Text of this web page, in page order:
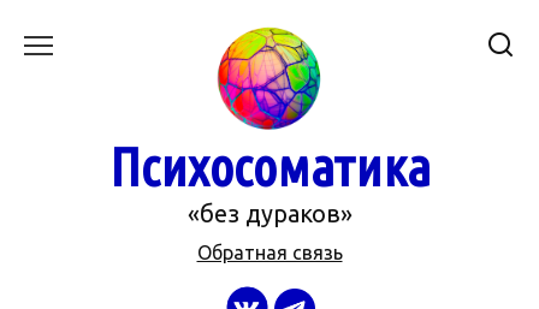
Психосоматика
«без дураков»
Обратная связь